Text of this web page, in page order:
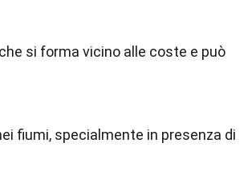
si forma vicino alle coste e può
fiumi, specialmente in presenza di